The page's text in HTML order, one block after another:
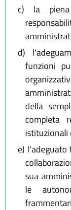
c) la
d)
funzioni
della
completa
istituzionali
e) l'adeguato
sua
le